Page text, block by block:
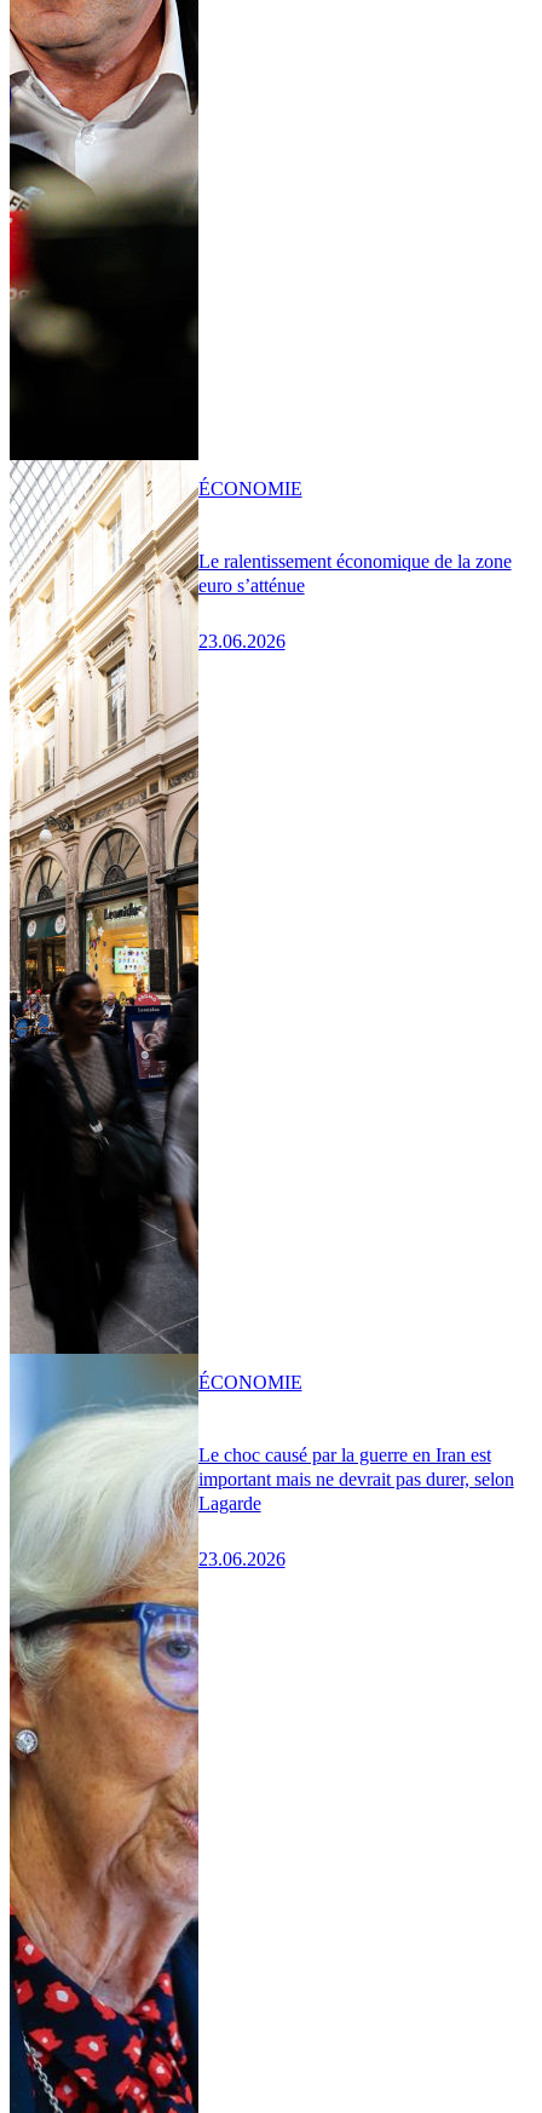
Le ralentissement économique de la zone
euro s’atténue
23.06.2026
ÉCONOMIE
Le choc causé par la guerre en Iran est
important mais ne devrait pas durer, selon
Lagarde
23.06.2026
ÉCONOMIE